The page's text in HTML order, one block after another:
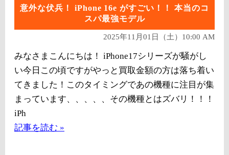
意外な伏兵！ iPhone 16e がすごい！！ 本当のコ
スパ最強モデル
2025年11月01日（土）10:00 AM
みなさまこんにちは！ iPhone17シリーズが騒がし
い今日この頃ですがやっと買取金額の方は落ち着い
てきました！このタイミングであの機種に注目が集
まっています、、、、、その機種とはズバリ！！！
iPh
記事を読む »